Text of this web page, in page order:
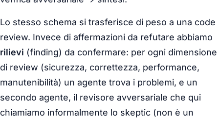
Lo stesso schema si trasferisce di peso a una code
review. Invece di affermazioni da refutare abbiamo
rilievi (finding) da confermare: per ogni dimensione
di review (sicurezza, correttezza, performance,
manutenibilità) un agente trova i problemi, e un
secondo agente, il revisore avversariale che qui
chiamiamo informalmente lo skeptic (non è un